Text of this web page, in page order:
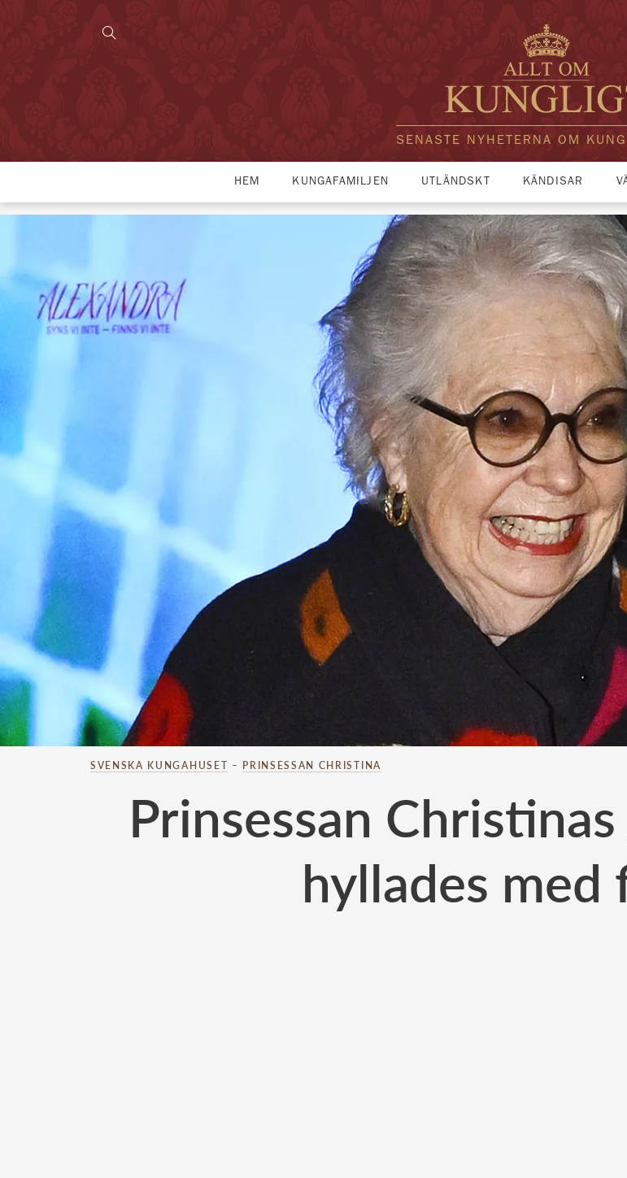
SENASTE NYHETERNA OM
HEM KUNGAFAMILJEN UTLÄNDSKT KÄNDISAR
SVENSKA KUNGAHUSET – PRINSESSAN CHRISTINA
Prinsessan
hyllades med